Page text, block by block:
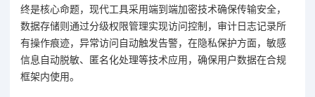
终是核心命题，现代工具采用端到端加密技术确保传输安全，
数据存储则通过分级权限管理实现访问控制，审计日志记录所
有操作痕迹，异常访问自动触发告警，在隐私保护方面，敏感
信息自动脱敏、匿名化处理等技术应用，确保用户数据在合规
框架内使用。